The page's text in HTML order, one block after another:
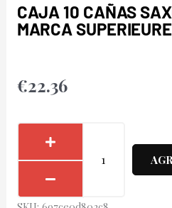
CAJA 10 CAÑAS
MARCA
€22.36